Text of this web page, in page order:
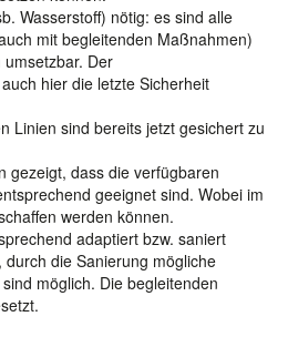
Wasserstoff) nötig: es sind alle
mit begleitenden Maßnahmen)
Der
hier die letzte Sicherheit
Linien sind bereits jetzt gesichert zu
gezeigt, dass die verfügbaren
geeignet sind. Wobei im
werden können.
adaptiert bzw. saniert
die Sanierung mögliche
möglich. Die begleitenden